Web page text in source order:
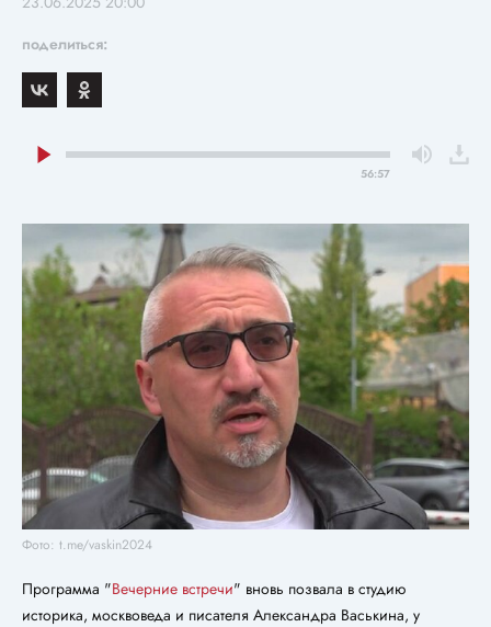
поделиться:
56:57
Фото: t.me/vaskin2024
Программа "Вечерние встречи" вновь позвала в студию
историка, москвоведа и писателя Александра Васькина, у